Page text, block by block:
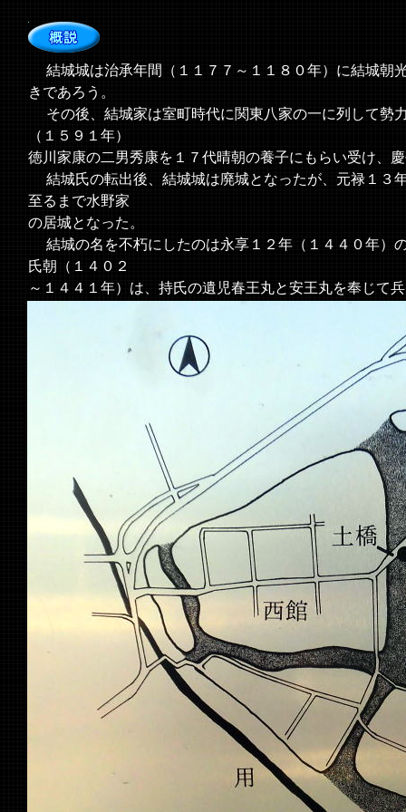
結城城は治承年間（１１７７～１１８０年）に結城朝
きであろう。
その後、結城家は室町時代に関東八家の一に列して勢
（１５９１年）
徳川家康の二男秀康を１７代晴朝の養子にもらい受け、
結城氏の転出後、結城城は廃城となったが、元禄１３
至るまで水野家
の居城となった。
結城の名を不朽にしたのは永享１２年（１４４０年）
氏朝（１４０２
～１４４１年）は、持氏の遺児春王丸と安王丸を奉じて
＜現地案内板より＞